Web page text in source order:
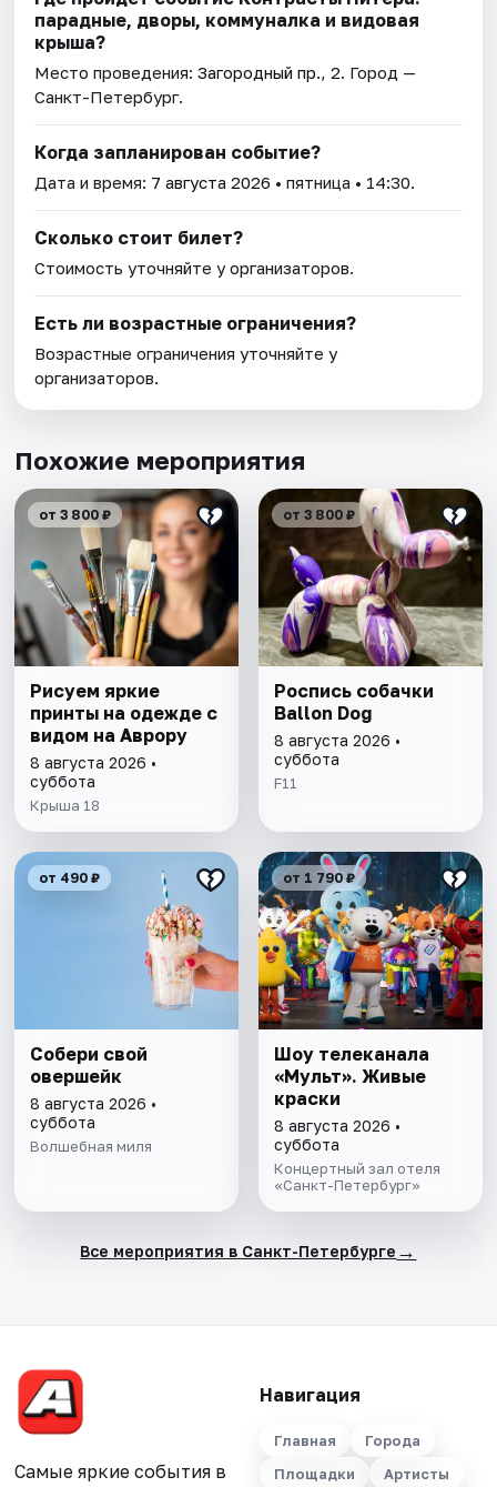
парадные, дворы, коммуналка и видовая
крыша?
Место проведения:Загородный пр., 2. Город —
Санкт-Петербург.
Когда запланирован событие?
Дата и время: 7 августа 2026 • пятница • 14:30.
Сколько стоит билет?
Стоимость уточняйте у организаторов.
Есть ли возрастные ограничения?
Возрастные ограничения уточняйте у
организаторов.
Похожие мероприятия
от 3 800 ₽
Рисуем яркие
принты на одежде с
видом на Аврору
8 августа 2026 •
суббота
Крыша 18
от 3 800 ₽
Роспись собачки
Ballon Dog
8 августа 2026 •
суббота
F11
от 490 ₽
Собери свой
овершейк
8 августа 2026 •
суббота
Волшебная миля
от 1 790 ₽
Шоу телеканала
«Мульт». Живые
краски
8 августа 2026 •
суббота
Концертный зал отеля
«Санкт-Петербург»
Все мероприятия в Санкт-Петербурге →
Самые яркие события в
Навигация
Главная
Города
Площадки
Артисты